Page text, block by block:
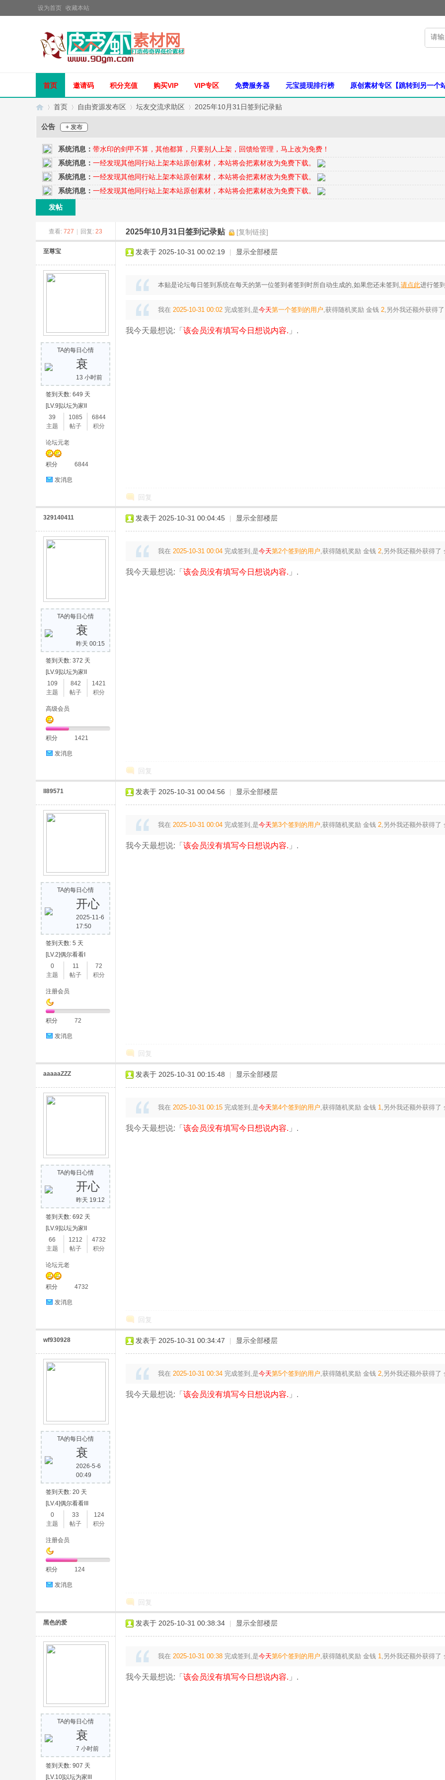
设为首页 收藏本站
首页 邀请码 积分充值 购买VIP VIP专区 免费服务器 元宝提现排行榜 原创素材专区【跳转到另一个
素
皮
费
素
»
首页
›
自由资源发布区
›
坛友交流求助区
›
2025年10月31日签到记录贴
公告 + 发布
系统消息： 带水印的剑甲不算，其他都算，只要别人上架，回馈给管理，马上改为免费！
系统消息： 一经发现其他同行站上架本站原创素材，本站将会把素材改为免费下载。
系统消息： 一经发现其他同行站上架本站原创素材，本站将会把素材改为免费下载。
系统消息： 一经发现其他同行站上架本站原创素材，本站将会把素材改为免费下载。
发帖
查看: 727 回复: 23 2025年10月31日签到记录贴 [复制链接]
至尊宝
TA的每日心情
衰
13 小时前
签到天数: 649 天
[LV.9]以坛为家II
39
主题
1085
帖子
6844
积分
论坛元老
积分 6844
发消息
发表于 2025-10-31 00:02:19 | 显示全部楼层
本贴是论坛每日签到系统在每天的第一位签到者签到时所自动生成的,如果您还未签到,请点此进行签
我在 2025-10-31 00:02 完成签到,是今天第一个签到的用户,获得随机奖励 金钱 2,另外我还额外获得了
我今天最想说:「 该会员没有填写今日想说内容. 」.
回复
329140411
TA的每日心情
衰
昨天 00:15
签到天数: 372 天
[LV.9]以坛为家II
109
主题
842
帖子
1421
积分
高级会员
积分 1421
发消息
发表于 2025-10-31 00:04:45 | 显示全部楼层
我在 2025-10-31 00:04 完成签到,是今天第2个签到的用户,获得随机奖励 金钱 2,另外我还额外获得了
我今天最想说:「 该会员没有填写今日想说内容. 」.
回复
ll89571
TA的每日心情
开心
2025-11-6
17:50
签到天数: 5 天
[LV.2]偶尔看看I
0
主题
11
帖子
72
积分
注册会员
积分 72
发消息
发表于 2025-10-31 00:04:56 | 显示全部楼层
我在 2025-10-31 00:04 完成签到,是今天第3个签到的用户,获得随机奖励 金钱 2,另外我还额外获得了
我今天最想说:「 该会员没有填写今日想说内容. 」.
回复
aaaaaZZZ
TA的每日心情
开心
昨天 19:12
签到天数: 692 天
[LV.9]以坛为家II
66
主题
1212
帖子
4732
积分
论坛元老
积分 4732
发消息
发表于 2025-10-31 00:15:48 | 显示全部楼层
我在 2025-10-31 00:15 完成签到,是今天第4个签到的用户,获得随机奖励 金钱 1,另外我还额外获得了
我今天最想说:「 该会员没有填写今日想说内容. 」.
回复
wf930928
TA的每日心情
衰
2026-5-6
00:49
签到天数: 20 天
[LV.4]偶尔看看III
0
主题
33
帖子
124
积分
注册会员
积分 124
发消息
发表于 2025-10-31 00:34:47 | 显示全部楼层
我在 2025-10-31 00:34 完成签到,是今天第5个签到的用户,获得随机奖励 金钱 2,另外我还额外获得了
我今天最想说:「 该会员没有填写今日想说内容. 」.
回复
黑色的爱
TA的每日心情
衰
7 小时前
签到天数: 907 天
[LV.10]以坛为家III
发表于 2025-10-31 00:38:34 | 显示全部楼层
我在 2025-10-31 00:38 完成签到,是今天第6个签到的用户,获得随机奖励 金钱 1,另外我还额外获得了
我今天最想说:「 该会员没有填写今日想说内容. 」.